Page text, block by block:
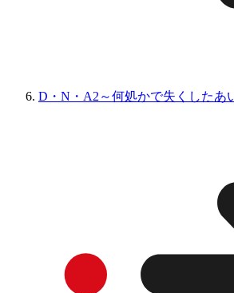
D・N・A2～何処かで失くしたあ